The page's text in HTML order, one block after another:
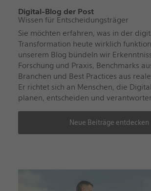
Digital-Blog der Post
Wissen für Entscheidungsträger
Sie möchten erfahren, was in der
Transformation heute wirklich
unserem Blog bündeln wir
Forschung und Praxis, Benchmarks
Branchen und Best Practices aus
Er richtet sich an Menschen, die
planen, entscheiden und
Neue Beiträge entdecken